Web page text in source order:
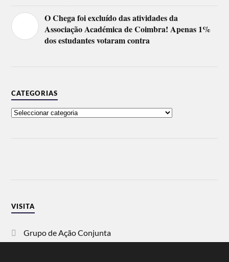
O Chega foi excluído das atividades da
Associação Académica de Coimbra! Apenas 1%
dos estudantes votaram contra
CATEGORIAS
VISITA
Grupo de Ação Conjunta